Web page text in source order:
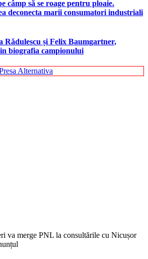
câmp să se roage pentru ploaie.
deconecta marii consumatori industriali
Rădulescu și Felix Baumgartner,
biografia campionului
va merge PNL la consultările cu Nicușor